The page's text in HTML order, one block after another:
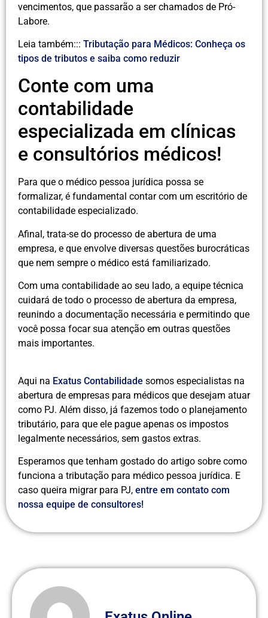
vencimentos, que passarão a ser chamados de Pró-
Labore.
Leia também::: Tributação para Médicos: Conheça os
tipos de tributos e saiba como reduzir
Conte com uma
contabilidade
especializada em clínicas
e consultórios médicos!
Para que o médico pessoa jurídica possa se
formalizar, é fundamental contar com um escritório de
contabilidade especializado.
Afinal, trata-se do processo de abertura de uma
empresa, e que envolve diversas questões burocráticas
que nem sempre o médico está familiarizado.
Com uma contabilidade ao seu lado, a equipe técnica
cuidará de todo o processo de abertura da empresa,
reunindo a documentação necessária e permitindo que
você possa focar sua atenção em outras questões
mais importantes.
Aqui na Exatus Contabilidade somos especialistas na
abertura de empresas para médicos que desejam atuar
como PJ. Além disso, já fazemos todo o planejamento
tributário, para que ele pague apenas os impostos
legalmente necessários, sem gastos extras.
Esperamos que tenham gostado do artigo sobre como
funciona a tributação para médico pessoa jurídica. E
caso queira migrar para PJ, entre em contato com
nossa equipe de consultores!